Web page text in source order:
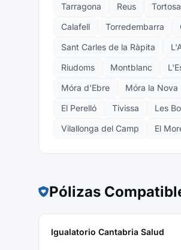
Tarragona Reus Tortosa
Calafell
Torredembarra
Sant Carles de la Ràpita
Riudoms
Montblanc
Móra d'Ebre
Móra la Nova
El Perelló
Tivissa Les
Vilallonga del Camp
El
Pólizas
Igualatorio Cantabria Salud